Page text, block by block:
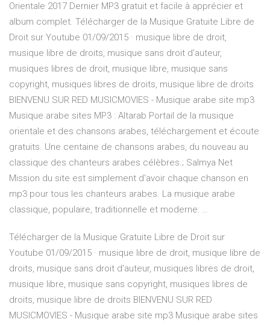
Orientale 2017 Dernier MP3 gratuit et facile à apprécier et
album complet. Télécharger de la Musique Gratuite Libre de
Droit sur Youtube 01/09/2015 · musique libre de droit,
musique libre de droits, musique sans droit d'auteur,
musiques libres de droit, musique libre, musique sans
copyright, musiques libres de droits, musique libre de droits
BIENVENU SUR RED MUSICMOVIES - Musique arabe site mp3
Musique arabe sites MP3 : Altarab Portail de la musique
orientale et des chansons arabes, téléchargement et écoute
gratuits. Une centaine de chansons arabes, du nouveau au
classique des chanteurs arabes célèbres.; Salmya Net
Mission du site est simplement d'avoir chaque chanson en
mp3 pour tous les chanteurs arabes. La musique arabe
classique, populaire, traditionnelle et moderne: …
Télécharger de la Musique Gratuite Libre de Droit sur
Youtube 01/09/2015 · musique libre de droit, musique libre de
droits, musique sans droit d'auteur, musiques libres de droit,
musique libre, musique sans copyright, musiques libres de
droits, musique libre de droits BIENVENU SUR RED
MUSICMOVIES - Musique arabe site mp3 Musique arabe sites